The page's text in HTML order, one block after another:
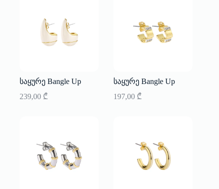
საყურე Bangle Up
239,00 ₾
საყურე Bangle Up
197,00 ₾